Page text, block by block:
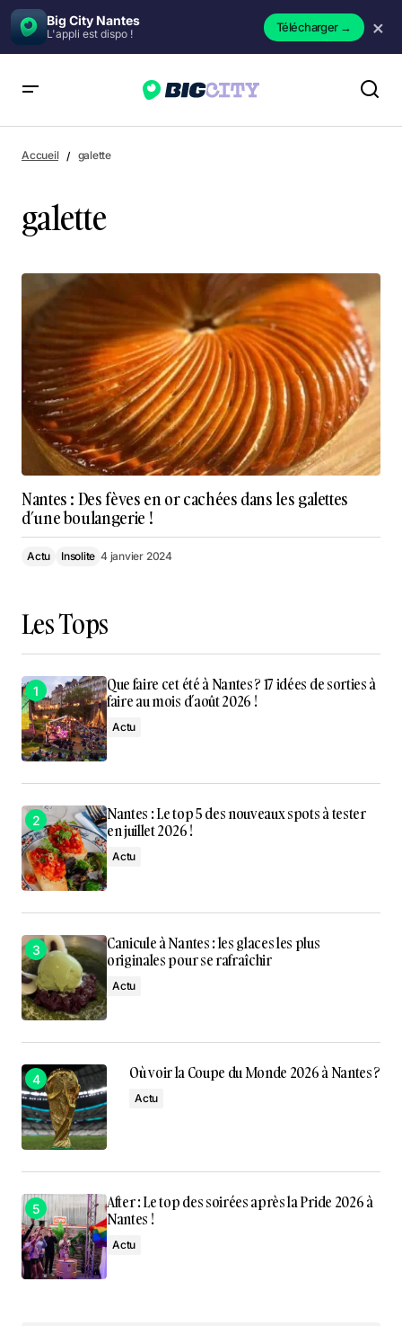
Big City Nantes
L'appli est dispo ! Télécharger→ ×
Accueil galette
galette
Nantes : Des fèves en or cachées dans les galettes
d’une boulangerie !
Actu Insolite 4 janvier 2024
Les Tops
Que faire cet été à Nantes ? 17 idées de sorties à
faire au mois d’août 2026 !
Actu
Nantes : Le top 5 des nouveaux spots à tester
en juillet 2026 !
Actu
Canicule à Nantes : les glaces les plus
originales pour se rafraîchir
Actu
Où voir la Coupe du Monde 2026 à Nantes ?
Actu
After : Le top des soirées après la Pride 2026 à
Nantes !
Actu